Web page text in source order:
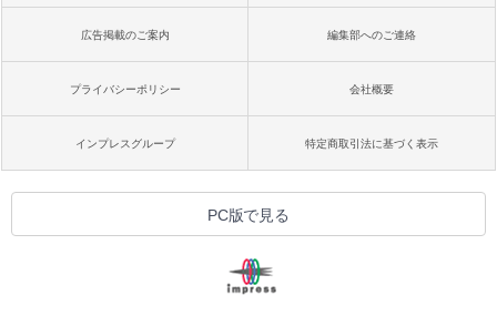
広告掲載のご案内 編集部へのご連絡
プライバシーポリシー 会社概要
インプレスグループ 特定商取引法に基づく表示
PC版で見る